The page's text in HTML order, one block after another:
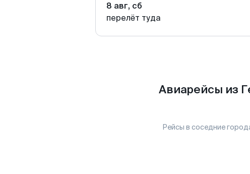
8 авг, сб
перелёт туда
Авиарейсы из
Рейсы в соседние